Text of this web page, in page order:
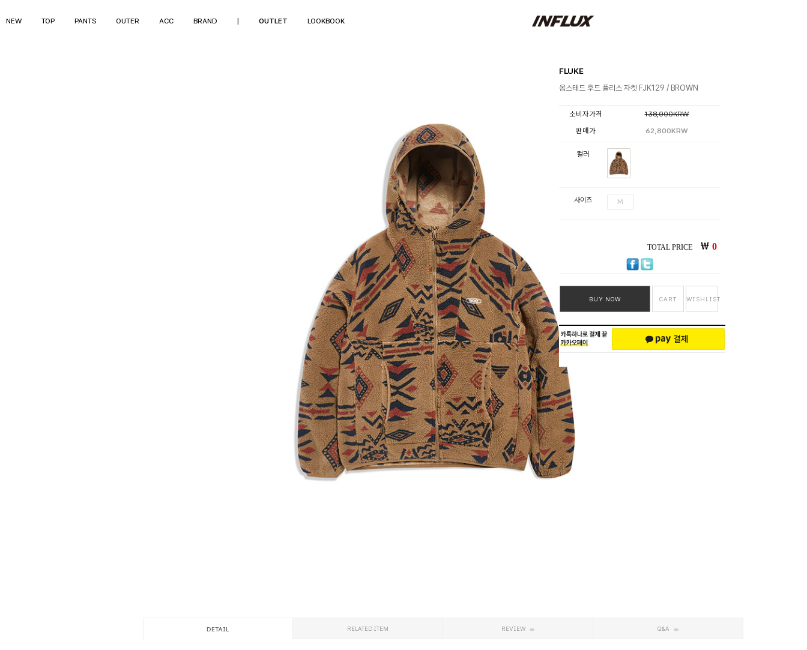
NEW TOP PANTS OUTER ACC BRAND OUTLET LOOKBOOK
FLUKE
옴스테드 후드 플리스 자켓 FJK129 / BROWN
소비자가격
138,000KRW
판매가
62,800KRW
컬러
사이즈 M
TOTAL PRICE ￦ 0
BUY NOW CART WISHLIST
DETAIL RELATED ITEM REVIEW Q&A